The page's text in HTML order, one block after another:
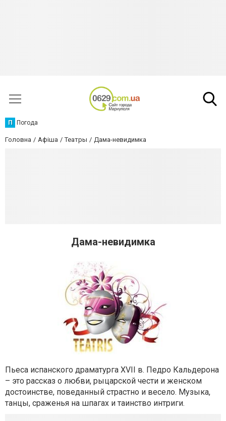
П Погода
Головна Афіша Театры Дама-невидимка
Дама-невидимка
Пьеса испанского драматурга XVII в. Педро Кальдерона
– это рассказ о любви, рыцарской чести и женском
достоинстве, поведанный страстно и весело. Музыка,
танцы, сраженья на шпагах и таинство интриги.